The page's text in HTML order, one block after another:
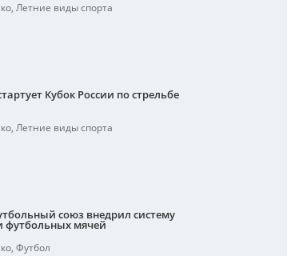
, Летние виды спорта
Кубок России по стрельбе
, Летние виды спорта
союз внедрил систему
футбольных мячей
, Футбол